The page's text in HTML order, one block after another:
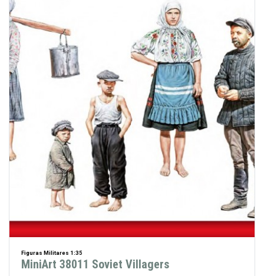
Figuras Militares 1:35
MiniArt 38011 Soviet Villagers